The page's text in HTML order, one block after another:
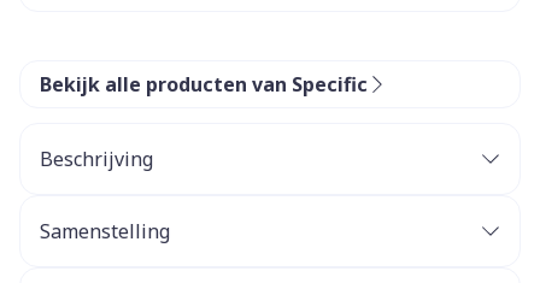
Bekijk alle producten van Specific
Beschrijving
Samenstelling